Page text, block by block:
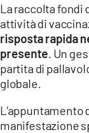
La raccolta fondi
attività di
risposta rapida
presente . Un
partita di
globale.
L’appuntamento
manifestazione